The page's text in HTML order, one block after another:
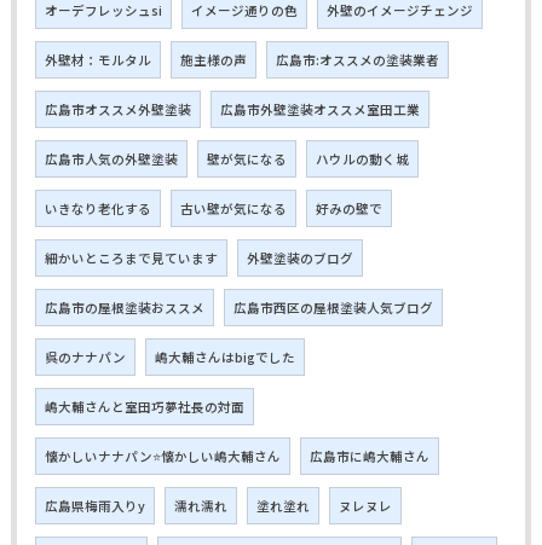
オーデフレッシュsi イメージ通りの色 外壁のイメージチェンジ
外壁材：モルタル 施主様の声 広島市:オススメの塗装業者
広島市オススメ外壁塗装 広島市外壁塗装オススメ室田工業
広島市人気の外壁塗装 壁が気になる ハウルの動く城
いきなり老化する 古い壁が気になる 好みの壁で
細かいところまで見ています 外壁塗装のブログ
広島市の屋根塗装おススメ 広島市西区の屋根塗装人気ブログ
呉のナナパン 嶋大輔さんはbigでした
嶋大輔さんと室田巧夢社長の対面
懐かしいナナパン⭐懐かしい嶋大輔さん 広島市に嶋大輔さん
広島県梅雨入りy 濡れ濡れ 塗れ塗れ ヌレヌレ